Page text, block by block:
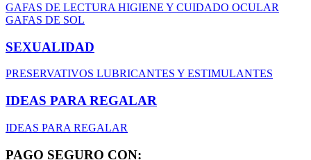
GAFAS DE LECTURA HIGIENE Y CUIDADO OCULAR
GAFAS DE SOL
SEXUALIDAD
PRESERVATIVOS LUBRICANTES Y ESTIMULANTES
IDEAS PARA REGALAR
IDEAS PARA REGALAR
PAGO SEGURO CON: